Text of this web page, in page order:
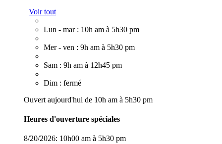
Voir tout
Lun - mar : 10h am à 5h30 pm
Mer - ven : 9h am à 5h30 pm
Sam : 9h am à 12h45 pm
Dim : fermé
Ouvert aujourd'hui de 10h am à 5h30 pm
Heures d'ouverture spéciales
8/20/2026: 10h00 am à 5h30 pm